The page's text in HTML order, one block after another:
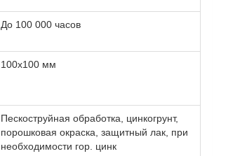
До 100 000 часов
100х100 мм
Пескоструйная обработка, цинкогрунт,
порошковая окраска, защитный лак, при
необходимости гор. цинк